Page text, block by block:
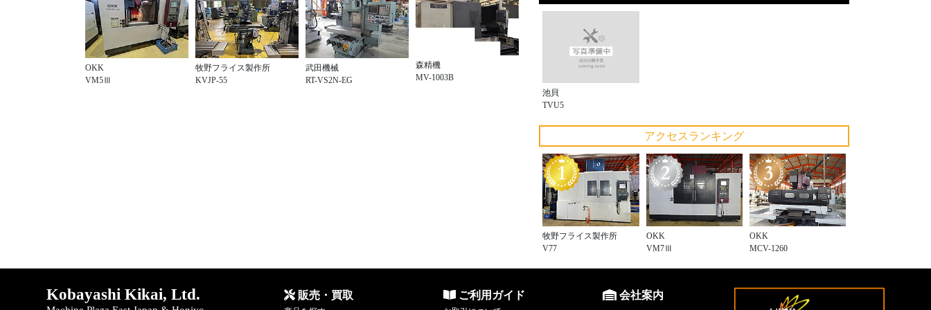
OKK
VM5Ⅲ
牧野フライス製作所
KVJP-55
武田機械
RT-VS2N-EG
森精機
MV-1003B
池貝
TVU5
アクセスランキング
牧野フライス製作所
V77
OKK
VM7Ⅲ
OKK
MCV-1260
Kobayashi Kikai, Ltd. 販売・買取 ご利用ガイド 会社案内